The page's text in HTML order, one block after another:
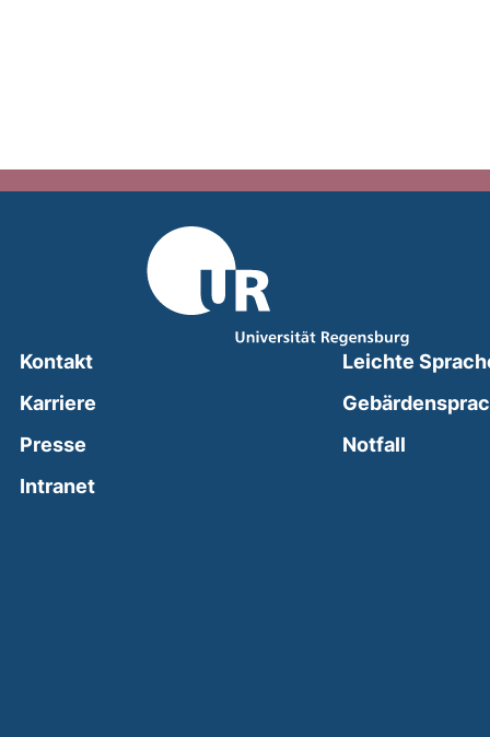
Kontakt
Karriere
Presse
Intranet(external link, opens in a new window)
Leichte
Notfall